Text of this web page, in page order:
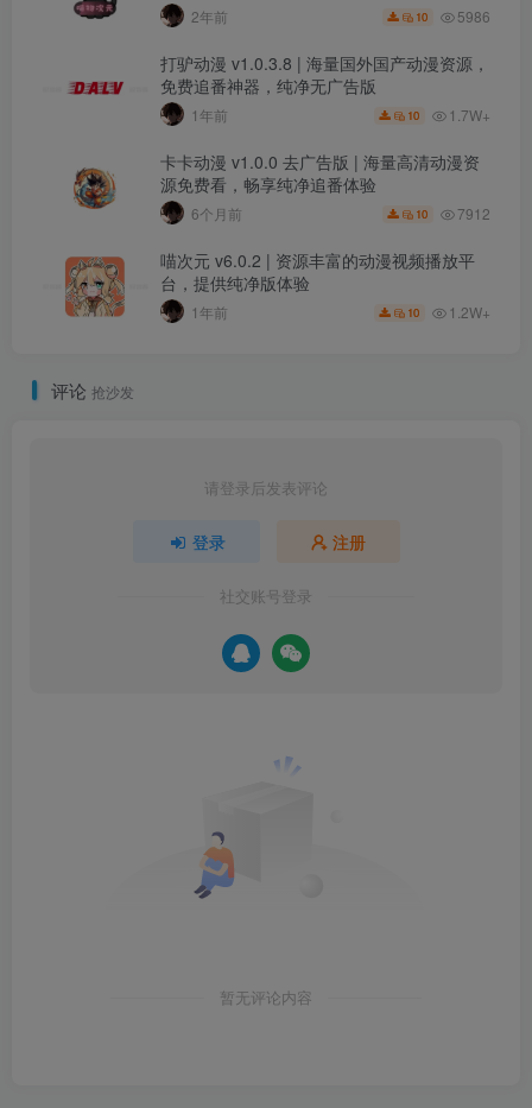
2年前 10 5986
打驴动漫 v1.0.3.8 | 海量国外国产动漫资源，
免费追番神器，纯净无广告版
1年前 10 1.7W+
卡卡动漫 v1.0.0 去广告版 | 海量高清动漫资
源免费看，畅享纯净追番体验
6个月前 10 7912
喵次元 v6.0.2 | 资源丰富的动漫视频播放平
台，提供纯净版体验
1年前 10 1.2W+
评论 抢沙发
请登录后发表评论
登录 注册
社交账号登录
暂无评论内容